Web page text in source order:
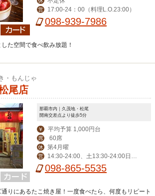
営 17:00-24：00（料理L.O.23:00）
098-939-7986
た空間で食べ飲み放題！
・もんじゃ
尾店
那覇市内｜久茂地・松尾
開南交差点より徒歩5分
￥ 平均予算 1,000円台
席 60席
休 第4月曜
営
14:30-24:00、土13:30-24:00日1
3:30-22:00※なくなり次第終了
098-865-5535
りにあるたこ焼き屋！一度食べたら、何度もリピート